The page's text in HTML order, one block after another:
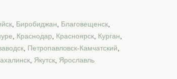
Биробиджан Благовещенск
Краснодар Красноярск Курган
Петропавловск-Камчатский
Якутск Ярославль